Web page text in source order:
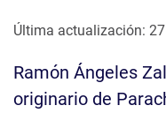
Última actualización:
Ramón Ángeles
originario de